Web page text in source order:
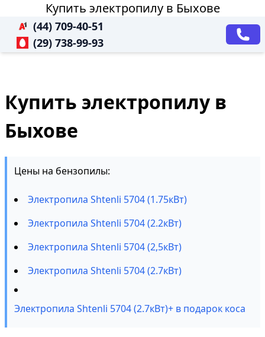
Купить электропилу в Быхове
(44) 709-40-51
(29) 738-99-93
Купить электропилу в
Быхове
Цены на бензопилы:
Электропила Shtenli 5704 (1.75кВт)
Электропила Shtenli 5704 (2.2кВт)
Электропила Shtenli 5704 (2,5кВт)
Электропила Shtenli 5704 (2.7кВт)
Электропила Shtenli 5704 (2.7кВт)+ в подарок коса